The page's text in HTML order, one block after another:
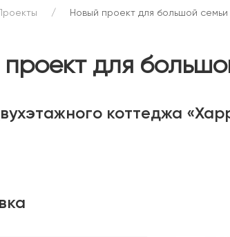
Проекты Новый проект для большой
проект для
коттеджа